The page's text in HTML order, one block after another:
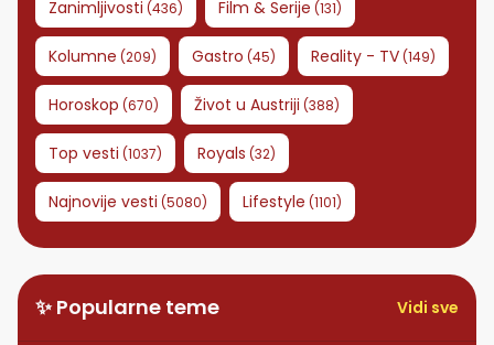
Zanimljivosti (436) Film & Serije (131)
Kolumne (209) Gastro (45) Reality - TV(149)
Horoskop (670) Život u Austriji (388)
Top vesti (1037) Royals (32)
Najnovije vesti (5080) Lifestyle (1101)
✨ Popularne teme Vidi sve